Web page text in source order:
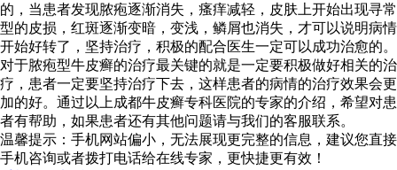
的，当患者发现脓疱逐渐消失，瘙痒减轻，皮肤上开始出现寻常
型的皮损，红斑逐渐变暗，变浅，鳞屑也消失，才可以说明病情
开始好转了，坚持治疗，积极的配合医生一定可以成功治愈的。
对于脓疱型牛皮癣的治疗最关键的就是一定要积极做好相关的治
疗，患者一定要坚持治疗下去，这样患者的病情的治疗效果会更
加的好。通过以上成都牛皮癣专科医院的专家的介绍，希望对患
者有帮助，如果患者还有其他问题请与我们的客服联系。
温馨提示：手机网站偏小，无法展现更完整的信息，建议您直接
手机咨询或者拨打电话给在线专家，更快捷更有效！